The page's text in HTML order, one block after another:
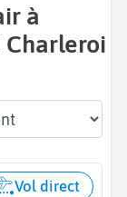
Charleroi
Vol direct